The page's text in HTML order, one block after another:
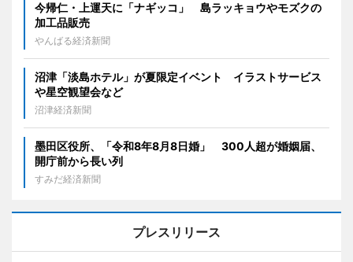
今帰仁・上運天に「ナギッコ」 島ラッキョウやモズクの
加工品販売
やんばる経済新聞
沼津「淡島ホテル」が夏限定イベント イラストサービス
や星空観望会など
沼津経済新聞
墨田区役所、「令和8年8月8日婚」 300人超が婚姻届、
開庁前から長い列
すみだ経済新聞
プレスリリース